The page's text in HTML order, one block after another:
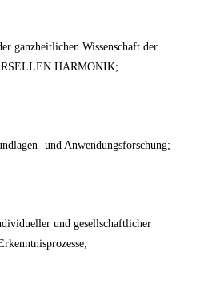
ganzheitlichen Wissenschaft der
HARMONIK;
und Anwendungsforschung;
und gesellschaftlicher